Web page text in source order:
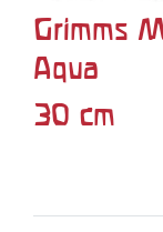
Grimms
Aqua
30 cm